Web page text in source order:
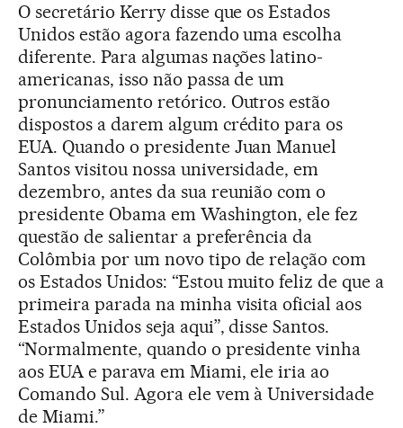
O secretário Kerry disse que os Estados
Unidos estão agora fazendo uma escolha
diferente. Para algumas nações latino-
americanas, isso não passa de um
pronunciamento retórico. Outros estão
dispostos a darem algum crédito para os
EUA. Quando o presidente Juan Manuel
Santos visitou nossa universidade, em
dezembro, antes da sua reunião com o
presidente Obama em Washington, ele fez
questão de salientar a preferência da
Colômbia por um novo tipo de relação com
os Estados Unidos: “Estou muito feliz de que a
primeira parada na minha visita oficial aos
Estados Unidos seja aqui”, disse Santos.
“Normalmente, quando o presidente vinha
aos EUA e parava em Miami, ele iria ao
Comando Sul. Agora ele vem à Universidade
de Miami.”